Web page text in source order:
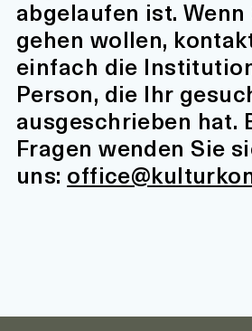
abgelaufen ist.
gehen wollen,
einfach die
Person, die Ihr
ausgeschrieben hat.
Fragen wenden Sie
uns: